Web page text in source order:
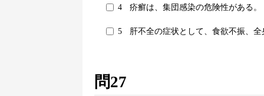
4 疥癬は、集団感染の危険性がある。
5 肝不全の症状として、食欲不振、
問27